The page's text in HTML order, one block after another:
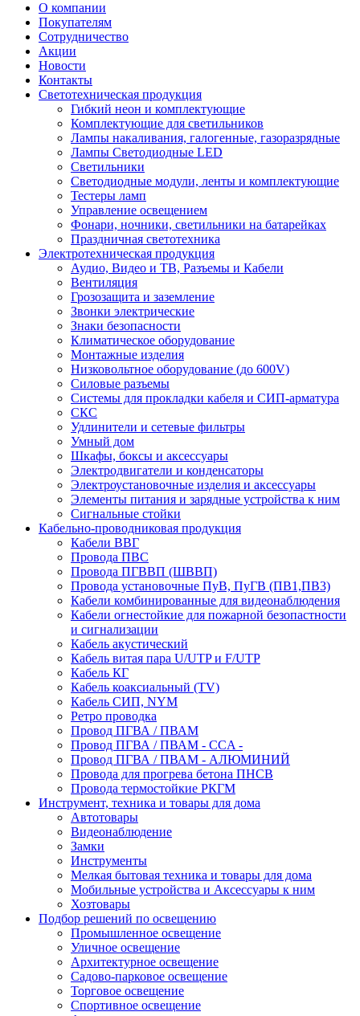
О компании
Покупателям
Сотрудничество
Акции
Новости
Контакты
Светотехническая продукция
Гибкий неон и комплектующие
Комплектующие для светильников
Лампы накаливания, галогенные, газоразрядные
Лампы Светодиодные LED
Светильники
Светодиодные модули, ленты и комплектующие
Тестеры ламп
Управление освещением
Фонари, ночники, светильники на батарейках
Праздничная светотехника
Электротехническая продукция
Аудио, Видео и ТВ, Разъемы и Кабели
Вентиляция
Грозозащита и заземление
Звонки электрические
Знаки безопасности
Климатическое оборудование
Монтажные изделия
Низковольтное оборудование (до 600V)
Силовые разъемы
Системы для прокладки кабеля и СИП-арматура
СКС
Удлинители и сетевые фильтры
Умный дом
Шкафы, боксы и аксессуары
Электродвигатели и конденсаторы
Электроустановочные изделия и аксессуары
Элементы питания и зарядные устройства к ним
Сигнальные стойки
Кабельно-проводниковая продукция
Кабели ВВГ
Провода ПВС
Провода ПГВВП (ШВВП)
Провода установочные ПуВ, ПуГВ (ПВ1,ПВ3)
Кабели комбинированные для видеонаблюдения
Кабели огнестойкие для пожарной безопастности
и сигнализации
Кабель акустический
Кабель витая пара U/UTP и F/UTP
Кабель КГ
Кабель коаксиальный (TV)
Кабель СИП, NYM
Ретро проводка
Провод ПГВА / ПВАМ
Провод ПГВА / ПВАМ - CCA -
Провод ПГВА / ПВАМ - АЛЮМИНИЙ
Провода для прогрева бетона ПНСВ
Провода термостойкие РКГМ
Инструмент, техника и товары для дома
Автотовары
Видеонаблюдение
Замки
Инструменты
Мелкая бытовая техника и товары для дома
Мобильные устройства и Аксессуары к ним
Хозтовары
Подбор решений по освещению
Промышленное освещение
Уличное освещение
Архитектурное освещение
Садово-парковое освещение
Торговое освещение
Спортивное освещение